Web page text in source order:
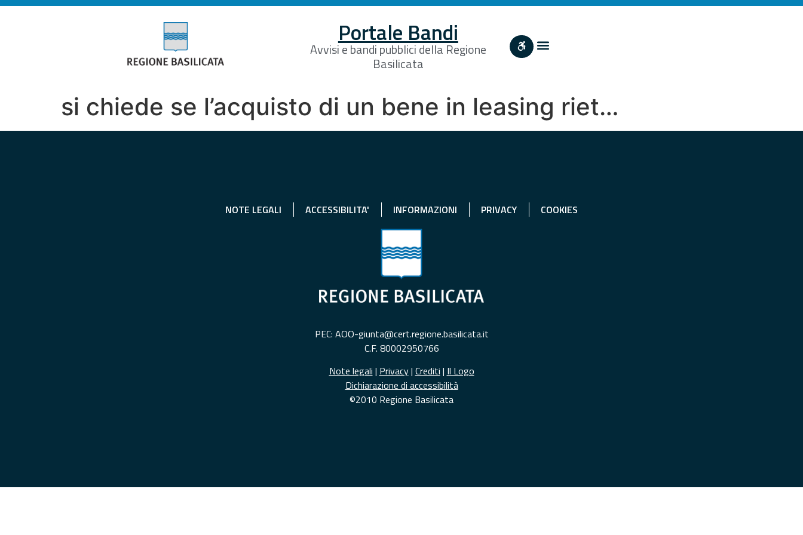
Portale Bandi
Avvisi e bandi pubblici della Regione
Basilicata
si chiede se l’acquisto di un bene in leasing riet…
NOTE LEGALI ACCESSIBILITA' INFORMAZIONI PRIVACY COOKIES
PEC: AOO-giunta@cert.regione.basilicata.it
C.F. 80002950766
Note legali | Privacy| Crediti | Il Logo
Dichiarazione di accessibilità
©2010 Regione Basilicata